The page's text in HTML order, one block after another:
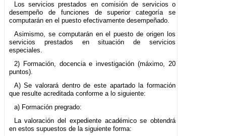
Los servicios prestados en comisión de servicios o
desempeño de funciones de superior categoría se
computarán en el puesto efectivamente desempeñado.
Asimismo, se computarán en el puesto de origen los
servicios prestados en situación de servicios
especiales.
2) Formación, docencia e investigación (máximo, 20
puntos).
A) Se valorará dentro de este apartado la formación
que resulte acreditada conforme a lo siguiente:
a) Formación pregrado:
La valoración del expediente académico se obtendrá
en estos supuestos de la siguiente forma: